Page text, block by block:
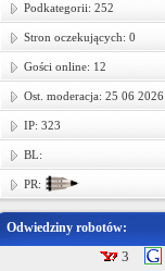
Podkategorii: 252
Stron oczekujących: 0
Gości online: 12
Ost. moderacja: 25 06 2026
IP: 323
BL:
PR:
Odwiedziny robotów:
3